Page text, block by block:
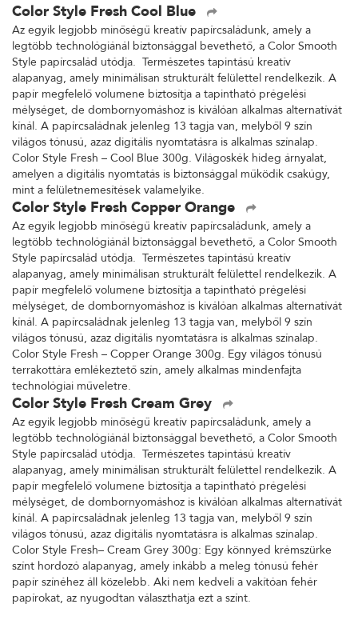
Color Style Fresh Cool Blue
Az egyik legjobb minőségű kreatív papírcsaládunk, amely a
legtöbb technológiánál biztonsággal bevethető, a Color Smooth
Style papírcsalád utódja. Természetes tapintású kreatív
alapanyag, amely minimálisan strukturált felülettel rendelkezik. A
papír megfelelő volumene biztosítja a tapintható prégelési
mélységet, de dombornyomáshoz is kiválóan alkalmas alternatívát
kínál. A papírcsaládnak jelenleg 13 tagja van, melyből 9 szín
világos tónusú, azaz digitális nyomtatásra is alkalmas színalap.
Color Style Fresh – Cool Blue 300g. Világoskék hideg árnyalat,
amelyen a digitális nyomtatás is biztonsággal működik csakúgy,
mint a felületnemesítések valamelyike.
Color Style Fresh Copper Orange
Az egyik legjobb minőségű kreatív papírcsaládunk, amely a
legtöbb technológiánál biztonsággal bevethető, a Color Smooth
Style papírcsalád utódja. Természetes tapintású kreatív
alapanyag, amely minimálisan strukturált felülettel rendelkezik. A
papír megfelelő volumene biztosítja a tapintható prégelési
mélységet, de dombornyomáshoz is kiválóan alkalmas alternatívát
kínál. A papírcsaládnak jelenleg 13 tagja van, melyből 9 szín
világos tónusú, azaz digitális nyomtatásra is alkalmas színalap.
Color Style Fresh – Copper Orange 300g. Egy világos tónusú
terrakottára emlékeztető szín, amely alkalmas mindenfajta
technológiai műveletre.
Color Style Fresh Cream Grey
Az egyik legjobb minőségű kreatív papírcsaládunk, amely a
legtöbb technológiánál biztonsággal bevethető, a Color Smooth
Style papírcsalád utódja. Természetes tapintású kreatív
alapanyag, amely minimálisan strukturált felülettel rendelkezik. A
papír megfelelő volumene biztosítja a tapintható prégelési
mélységet, de dombornyomáshoz is kiválóan alkalmas alternatívát
kínál. A papírcsaládnak jelenleg 13 tagja van, melyből 9 szín
világos tónusú, azaz digitális nyomtatásra is alkalmas színalap.
Color Style Fresh– Cream Grey 300g: Egy könnyed krémszürke
színt hordozó alapanyag, amely inkább a meleg tónusú fehér
papír színéhez áll közelebb. Aki nem kedveli a vakítóan fehér
papírokat, az nyugodtan választhatja ezt a színt.